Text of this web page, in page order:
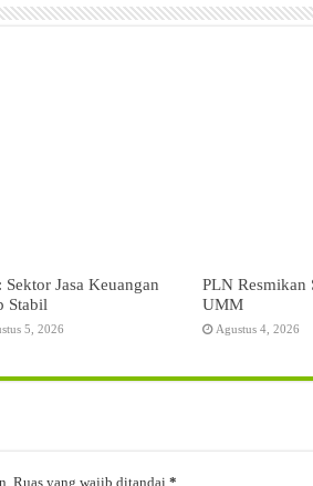
Sektor Jasa Keuangan
Stabil
5, 2026
PLN Resmikan
UMM
Agustus 4, 2026
Ruas yang wajib ditandai *